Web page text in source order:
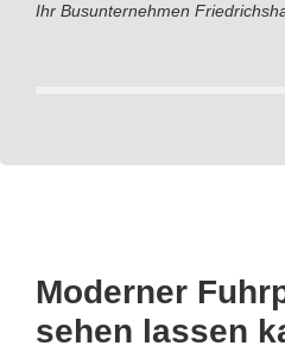
Ihr Busunternehmen
Moderner
sehen lassen